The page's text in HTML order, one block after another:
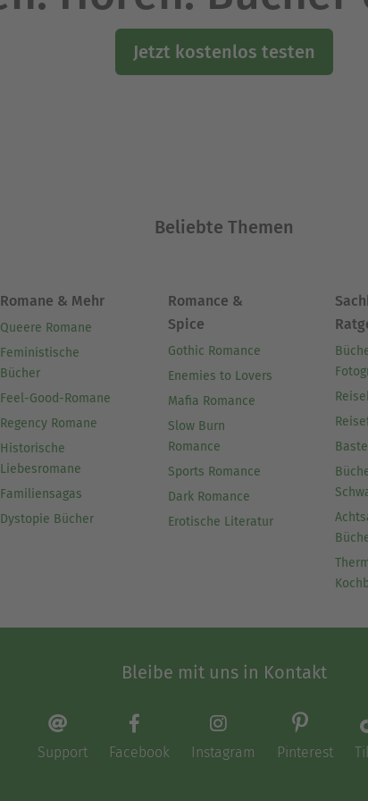
Jetzt kostenlos testen
Beliebte Themen
Romane & Mehr
Queere Romane
Feministische
Bücher
Feel-Good-Romane
Regency Romane
Historische
Liebesromane
Familiensagas
Dystopie Bücher
Romance &
Spice
Gothic Romance
Enemies to Lovers
Mafia Romance
Slow Burn
Romance
Sports Romance
Dark Romance
Erotische Literatur
Bleibe mit uns in Kontakt
Support Facebook Instagram Pinterest